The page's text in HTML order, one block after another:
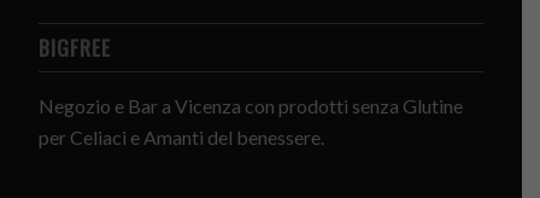
BIGFREE
Negozio e Bar a Vicenza con prodotti senza Glutine
per Celiaci e Amanti del benessere.